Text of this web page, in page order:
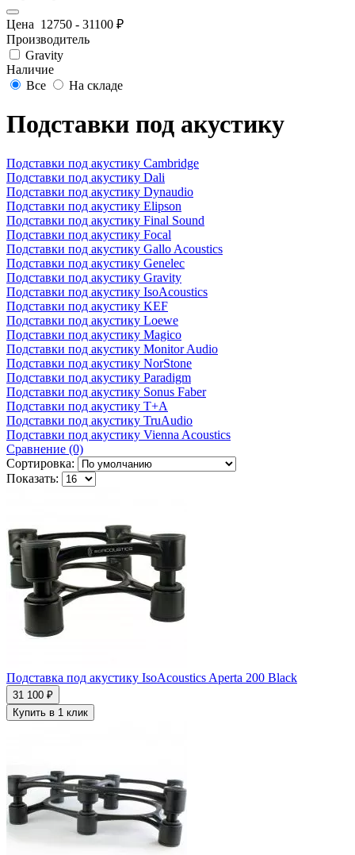
Цена 12750 - 31100 ₽
Производитель
Gravity
Наличие
Все
На складе
Подставки под акустику
Подставки под акустику Cambridge
Подставки под акустику Dali
Подставки под акустику Dynaudio
Подставки под акустику Elipson
Подставки под акустику Final Sound
Подставки под акустику Focal
Подставки под акустику Gallo Acoustics
Подставки под акустику Genelec
Подставки под акустику Gravity
Подставки под акустику IsoAcoustics
Подставки под акустику KEF
Подставки под акустику Loewe
Подставки под акустику Magico
Подставки под акустику Monitor Audio
Подставки под акустику NorStone
Подставки под акустику Paradigm
Подставки под акустику Sonus Faber
Подставки под акустику T+A
Подставки под акустику TruAudio
Подставки под акустику Vienna Acoustics
Сравнение (0)
Сортировка:
Показать:
Подставка под акустику IsoAcoustics Aperta 200 Black
31 100 ₽
Купить в 1 клик